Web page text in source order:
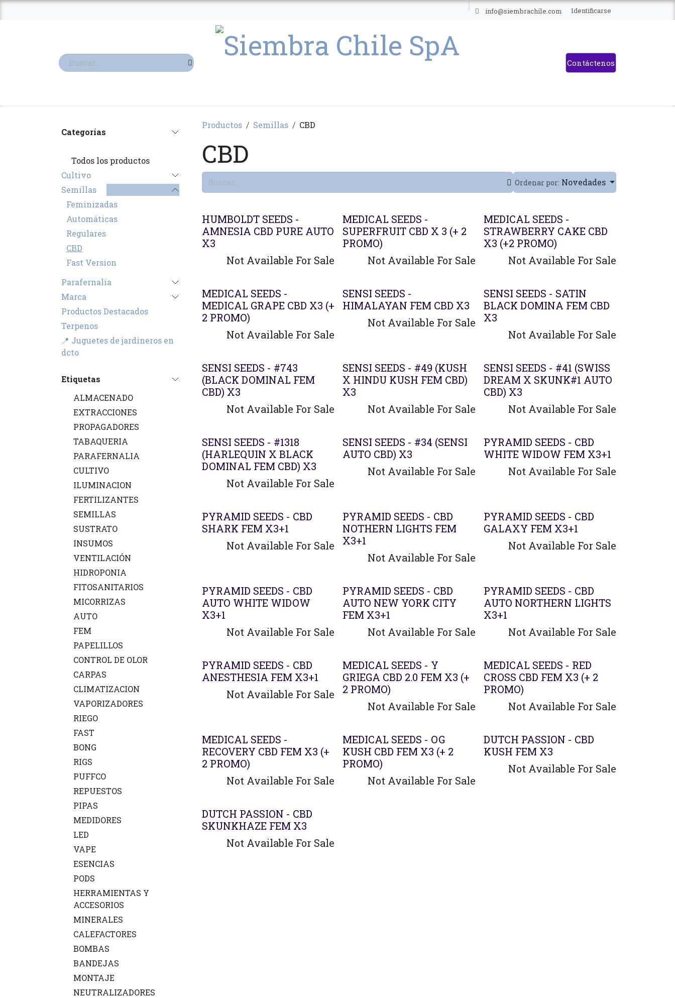
Ir al contenido
info@siembrachile.com Identificarse
Contáctenos
Categorías
Todos los productos
Cultivo
Semillas
Feminizadas
Automáticas
Regulares
CBD
Fast Version
Parafernalia
Marca
Productos Destacados
Terpenos
📍 Juguetes de jardineros en
dcto
Etiquetas
ALMACENADO
EXTRACCIONES
PROPAGADORES
TABAQUERIA
PARAFERNALIA
CULTIVO
ILUMINACION
FERTILIZANTES
SEMILLAS
SUSTRATO
INSUMOS
VENTILACIÓN
HIDROPONIA
FITOSANITARIOS
MICORRIZAS
AUTO
FEM
PAPELILLOS
CONTROL DE OLOR
CARPAS
CLIMATIZACION
VAPORIZADORES
RIEGO
FAST
BONG
RIGS
PUFFCO
REPUESTOS
PIPAS
MEDIDORES
LED
VAPE
ESENCIAS
PODS
HERRAMIENTAS Y
ACCESORIOS
MINERALES
CALEFACTORES
BOMBAS
BANDEJAS
MONTAJE
NEUTRALIZADORES
Productos Semillas CBD
CBD
Ordenar por: Novedades
HUMBOLDT SEEDS -
AMNESIA CBD PURE AUTO
X3
Not Available For Sale
MEDICAL SEEDS -
SUPERFRUIT CBD X 3 (+ 2
PROMO)
Not Available For Sale
Agotado
MEDICAL SEEDS -
STRAWBERRY CAKE CBD
X3 (+2 PROMO)
Not Available For Sale
MEDICAL SEEDS -
MEDICAL GRAPE CBD X3 (+
2 PROMO)
Not Available For Sale
SENSI SEEDS -
HIMALAYAN FEM CBD X3
Not Available For Sale
SENSI SEEDS - SATIN
BLACK DOMINA FEM CBD
X3
Not Available For Sale
SENSI SEEDS - #743
(BLACK DOMINAL FEM
CBD) X3
Not Available For Sale
SENSI SEEDS - #49 (KUSH
X HINDU KUSH FEM CBD)
X3
Not Available For Sale
SENSI SEEDS - #41 (SWISS
DREAM X SKUNK#1 AUTO
CBD) X3
Not Available For Sale
SENSI SEEDS - #1318
(HARLEQUIN X BLACK
DOMINAL FEM CBD) X3
Not Available For Sale
SENSI SEEDS - #34 (SENSI
AUTO CBD) X3
Not Available For Sale
PYRAMID SEEDS - CBD
WHITE WIDOW FEM X3+1
Not Available For Sale
PYRAMID SEEDS - CBD
SHARK FEM X3+1
Not Available For Sale
PYRAMID SEEDS - CBD
NOTHERN LIGHTS FEM
X3+1
Not Available For Sale
PYRAMID SEEDS - CBD
GALAXY FEM X3+1
Not Available For Sale
PYRAMID SEEDS - CBD
AUTO WHITE WIDOW
X3+1
Not Available For Sale
PYRAMID SEEDS - CBD
AUTO NEW YORK CITY
FEM X3+1
Not Available For Sale
PYRAMID SEEDS - CBD
AUTO NORTHERN LIGHTS
X3+1
Not Available For Sale
PYRAMID SEEDS - CBD
ANESTHESIA FEM X3+1
Not Available For Sale
MEDICAL SEEDS - Y
GRIEGA CBD 2.0 FEM X3 (+
2 PROMO)
Not Available For Sale
MEDICAL SEEDS - RED
CROSS CBD FEM X3 (+ 2
PROMO)
Not Available For Sale
MEDICAL SEEDS -
RECOVERY CBD FEM X3 (+
2 PROMO)
Not Available For Sale
MEDICAL SEEDS - OG
KUSH CBD FEM X3 (+ 2
PROMO)
Not Available For Sale
DUTCH PASSION - CBD
KUSH FEM X3
Not Available For Sale
DUTCH PASSION - CBD
SKUNKHAZE FEM X3
Not Available For Sale